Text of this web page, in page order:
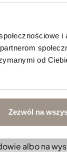
i
od
Zezwól na
gdy w
tonów. W
albo na